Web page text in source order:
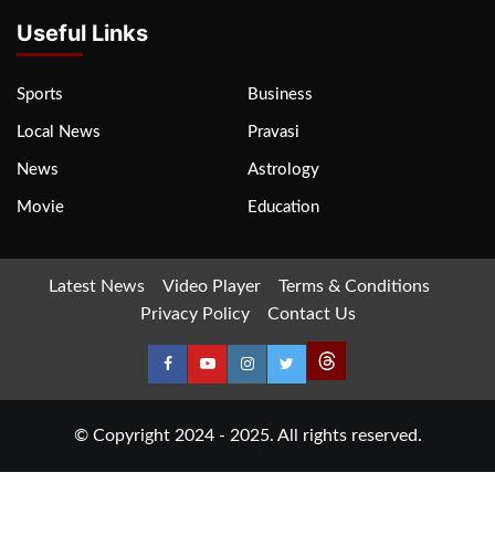
Useful Links
Sports Business
Local News Pravasi
News Astrology
Movie Education
Latest News Video Player
Terms & Conditions
Privacy Policy
Contact Us
© Copyright 2024 - 2025. All rights reserved.